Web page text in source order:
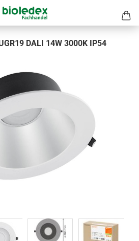
DALI 14W 3000K IP54